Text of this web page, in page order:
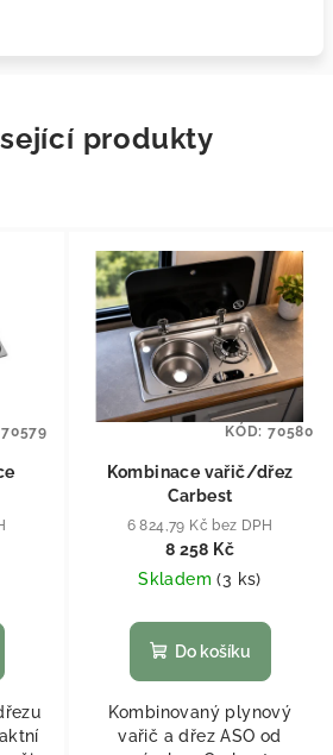
produkty
70579
Kombinace vařič/dřez
Carbest
6 824,79 Kč bez DPH
8 258 Kč
Skladem(3 ks)
Do košíku
Kombinovaný plynový
vařič a dřez ASO od
KÓD: 70580